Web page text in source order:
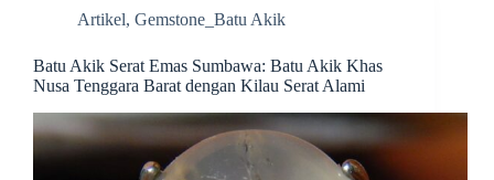
Artikel, Gemstone_Batu Akik
Batu Akik Serat Emas Sumbawa: Batu Akik Khas
Nusa Tenggara Barat dengan Kilau Serat Alami